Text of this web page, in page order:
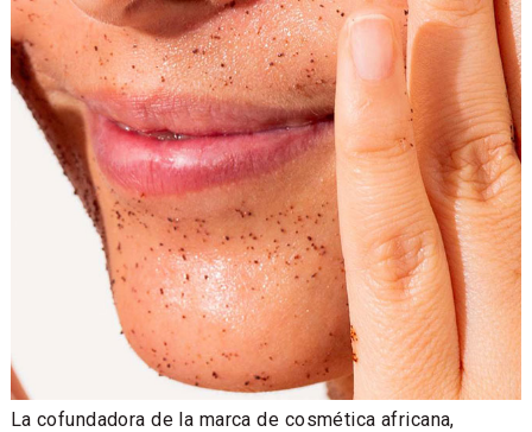
La cofundadora de la marca de cosmética africana,